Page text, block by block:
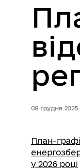
08 грудня 2025
План-
у 2026 році